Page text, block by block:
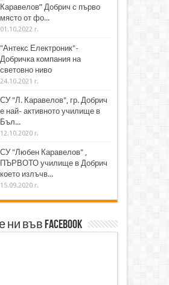
Каравелов” Добрич с първо
място от фо...
01.10.2022 г.
"Антекс Електроник"-
Добричка компания на
световно ниво
24.10.2021 г.
СУ "Л. Каравелов", гр. Добрич
е най- активното училище в
Бъл...
12.10.2020 г.
СУ "Любен Каравелов" ,
ПЪРВОТО училище в Добрич
което излъчв...
15.09.2020 г.
във Facebook